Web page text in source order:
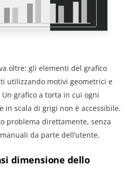
va oltre: gli elementi del grafico
utilizzando motivi geometrici e
grafico a torta in cui ogni
in scala di grigi non è accessibile.
problema direttamente, senza
da parte dell’utente.
dimensione dello